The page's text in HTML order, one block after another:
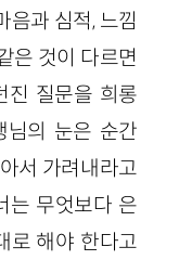
음과 심적, 느낌
은 것이 다르면
진 질문을 희롱
님의 눈은 순간
서 가려내라고
는 무엇보다 은
로 해야 한다고